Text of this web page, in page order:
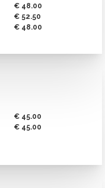
€ 48.00
€ 52.50
€ 48.00
€ 45.00
€ 45.00